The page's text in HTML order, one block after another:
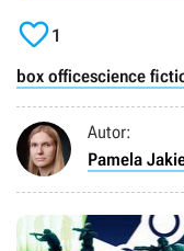
1
box officescience
Autor:
Pamela